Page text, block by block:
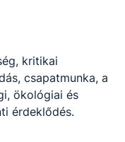
kritikai
csapatmunka, a
ökológiai és
érdeklődés.